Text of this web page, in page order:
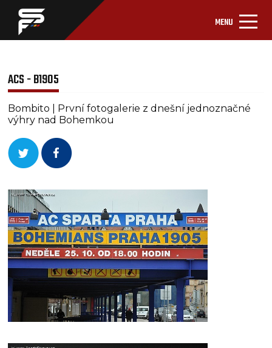
MENU
ACS - B1905
Bombito | První fotogalerie z dnešní jednoznačné
výhry nad Bohemkou